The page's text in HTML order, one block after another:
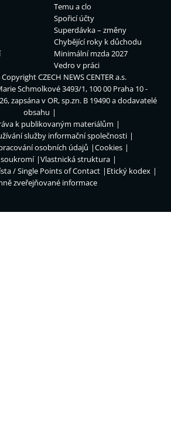
Temu a clo
Spořicí účty
Superdávka – změny
Chybějící roky k důchodu
Minimální mzda 2027
Vedro v práci
CopyrightCZECH NEWS CENTER a.s.
Schmolkové 3493/1, 100 00 Praha 10 -
zapsána v OR, sp.zn. B 19490 a dodavatelé
obsahu
k publikovaným materiálům
služby informační společnosti
osobních údajů
Cookies
Vlastnická struktura
/ Single Points of Contact
Etický kodex
zveřejňované informace